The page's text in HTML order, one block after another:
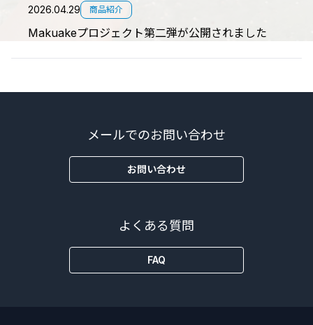
2026.04.29 商品紹介
Makuakeプロジェクト第二弾が公開されました
メールでのお問い合わせ
お問い合わせ
よくある質問
FAQ